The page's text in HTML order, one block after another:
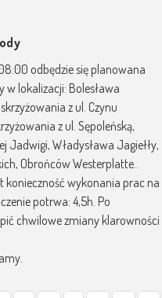
odbędzie się planowana
lokalizacji: Bolesława
z ul. Czynu
z ul. Sępoleńską,
Jadwigi, Władysława Jagiełły,
Obrońców Westerplatte..
konieczność wykonania prac na
potrwa: 4,5h. Po
chwilowe zmiany klarowności